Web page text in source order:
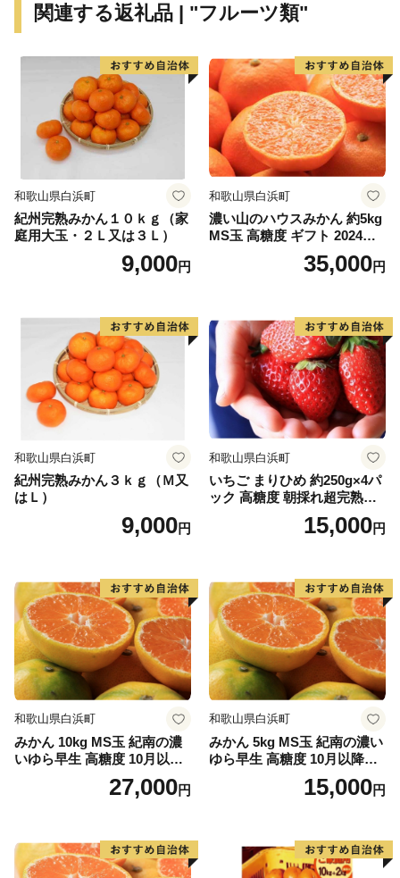
関連する返礼品 | "フルーツ類"
和歌山県白浜町
紀州完熟みかん１０ｋｇ（家
庭用大玉・２Ｌ又は３Ｌ）
9,000円
和歌山県白浜町
濃い山のハウスみかん 約5kg
MS玉 高糖度 ギフト 2024年7
35,000円
和歌山県白浜町
紀州完熟みかん３ｋｇ（Ｍ又
はＬ）
9,000円
和歌山県白浜町
いちご まりひめ 約250g×4パ
ック 高糖度 朝採れ超完熟ま
りひめ 1月以降発送分15,000円
和歌山県白浜町
みかん 10kg MS玉 紀南の濃
いゆら早生 高糖度 10月以降
発送 マルチ被覆栽培27,000円
和歌山県白浜町
みかん 5kg MS玉 紀南の濃い
ゆら早生 高糖度 10月以降発
送 マルチ被覆栽培15,000円